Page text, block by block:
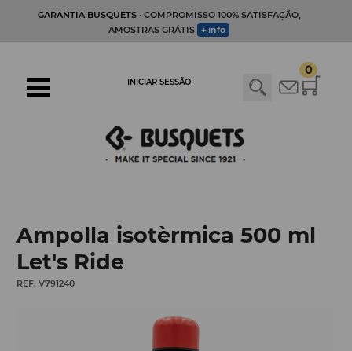
GARANTIA BUSQUETS· COMPROMISSO 100% SATISFAÇÃO,
AMOSTRAS GRÁTIS + info
0
INICIAR SESSÃO
Ampolla isotèrmica 500 ml
Let's Ride
REF. V791240